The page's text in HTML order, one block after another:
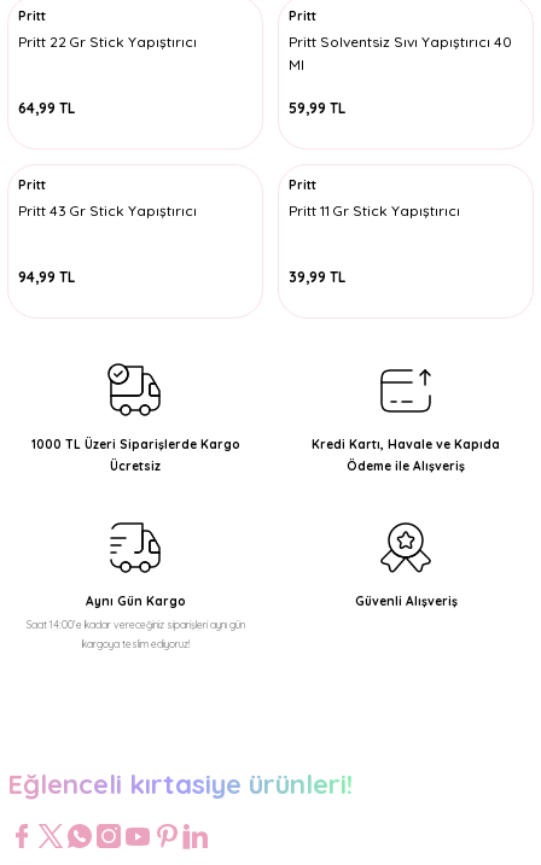
Pritt
Pritt 22 Gr Stick Yapıştırıcı
64,99 TL
Pritt
Pritt Solventsiz Sıvı Yapıştırıcı 40
Ml
59,99 TL
Pritt
Pritt 43 Gr Stick Yapıştırıcı
94,99 TL
Pritt
Pritt 11 Gr Stick Yapıştırıcı
39,99 TL
1000 TL Üzeri Siparişlerde Kargo
Ücretsiz
Kredi Kartı, Havale ve Kapıda
Ödeme ile Alışveriş
Aynı Gün Kargo
Saat 14:00'e kadar vereceğiniz siparişleri aynı gün
kargoya teslim ediyoruz!
Güvenli Alışveriş
Eğlenceli kırtasiye ürünleri!